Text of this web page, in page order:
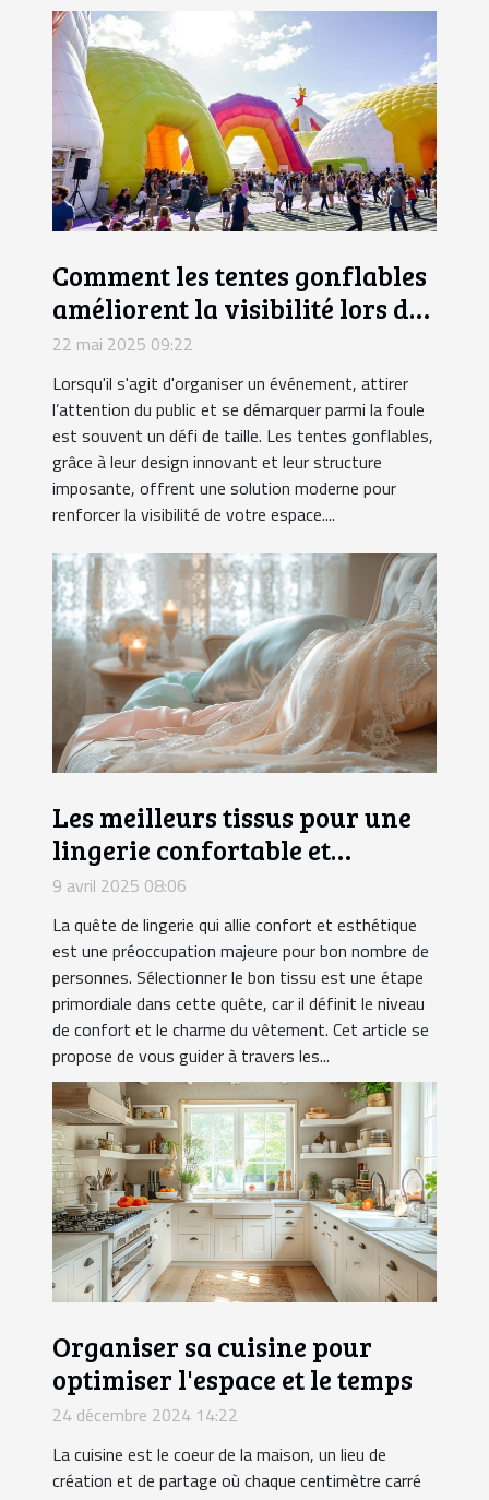
Comment les tentes gonflables
améliorent la visibilité lors des
événements
22 mai 2025 09:22
Lorsqu'il s'agit d'organiser un événement, attirer
l’attention du public et se démarquer parmi la foule
est souvent un défi de taille. Les tentes gonflables,
grâce à leur design innovant et leur structure
imposante, offrent une solution moderne pour
renforcer la visibilité de votre espace....
Les meilleurs tissus pour une
lingerie confortable et
attrayante
9 avril 2025 08:06
La quête de lingerie qui allie confort et esthétique
est une préoccupation majeure pour bon nombre de
personnes. Sélectionner le bon tissu est une étape
primordiale dans cette quête, car il définit le niveau
de confort et le charme du vêtement. Cet article se
propose de vous guider à travers les...
Organiser sa cuisine pour
optimiser l'espace et le temps
24 décembre 2024 14:22
La cuisine est le coeur de la maison, un lieu de
création et de partage où chaque centimètre carré